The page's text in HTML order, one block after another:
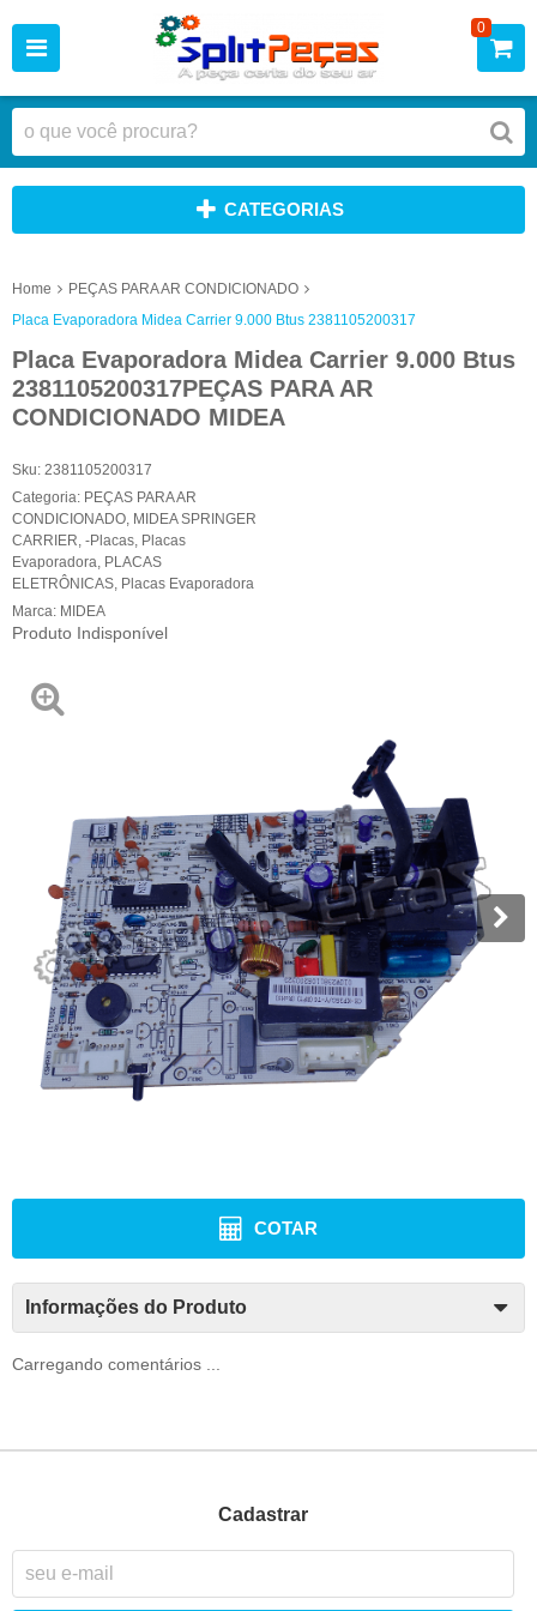
0
CATEGORIAS
Home
PEÇAS PARA AR CONDICIONADO
Placa Evaporadora Midea Carrier 9.000 Btus 2381105200317
Placa Evaporadora Midea Carrier 9.000 Btus
2381105200317PEÇAS PARA AR
CONDICIONADO MIDEA
Sku: 2381105200317
Categoria: PEÇAS PARA AR
CONDICIONADO MIDEA SPRINGER
CARRIER -Placas Placas
Evaporadora PLACAS
ELETRÔNICAS Placas Evaporadora
Marca: MIDEA
Produto Indisponível
COTAR
Informações do Produto
Carregando comentários ...
Cadastrar